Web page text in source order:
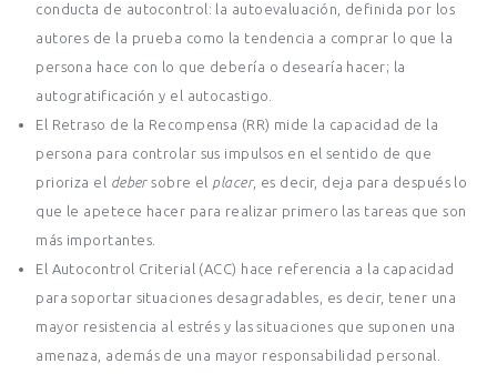
conducta de autocontrol: la autoevaluación, definida por los
autores de la prueba como la tendencia a comprar lo que la
persona hace con lo que debería o desearía hacer; la
autogratificación y el autocastigo.
El Retraso de la Recompensa (RR) mide la capacidad de la
persona para controlar sus impulsos en el sentido de que
prioriza el debersobre el placer, es decir, deja para después lo
que le apetece hacer para realizar primero las tareas que son
más importantes.
El Autocontrol Criterial (ACC) hace referencia a la capacidad
para soportar situaciones desagradables, es decir, tener una
mayor resistencia al estrés y las situaciones que suponen una
amenaza, además de una mayor responsabilidad personal.